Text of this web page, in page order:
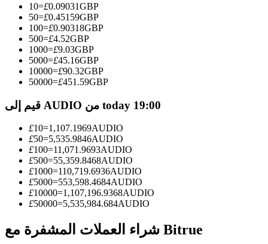
كن متداول نسخ
تحليل البيانات الضخمة بما في ذلك المعلومات التجارية، وما
10=£0.09031GBP
50=£0.45159GBP
100=£0.90318GBP
500=£4.52GBP
1000=£9.03GBP
5000=£45.16GBP
10000=£90.32GBP
50000=£451.59GBP
قيم إلى AUDIO من today 19:00
£10=1,107.1969AUDIO
£50=5,535.9846AUDIO
£100=11,071.9693AUDIO
£500=55,359.8468AUDIO
£1000=110,719.6936AUDIO
£5000=553,598.4684AUDIO
£10000=1,107,196.9368AUDIO
£50000=5,535,984.684AUDIO
شراء العملات المشفرة مع Bitrue